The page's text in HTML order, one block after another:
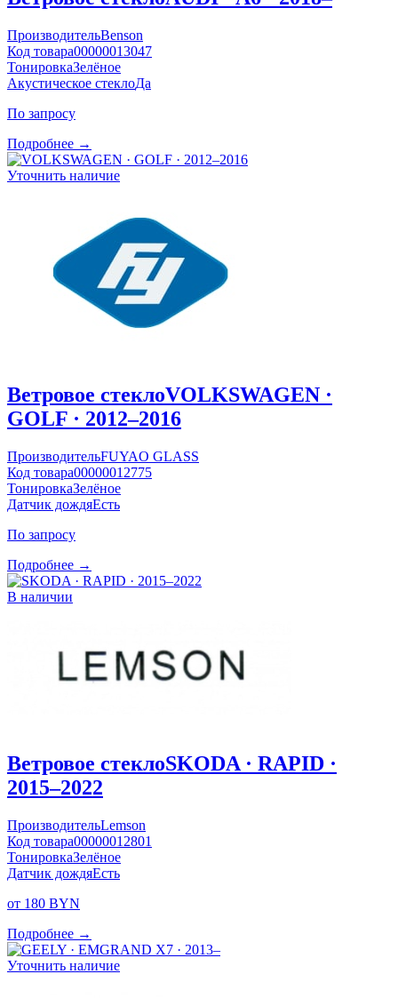
ПроизводительBenson
Код товара00000013047
ТонировкаЗелёное
Акустическое стеклоДа
По запросу
Подробнее →
Уточнить наличие
Ветровое стеклоVOLKSWAGEN ·
GOLF · 2012–2016
ПроизводительFUYAO GLASS
Код товара00000012775
ТонировкаЗелёное
Датчик дождяЕсть
По запросу
Подробнее →
В наличии
Ветровое стеклоSKODA · RAPID ·
2015–2022
ПроизводительLemson
Код товара00000012801
ТонировкаЗелёное
Датчик дождяЕсть
от 180 BYN
Подробнее →
Уточнить наличие